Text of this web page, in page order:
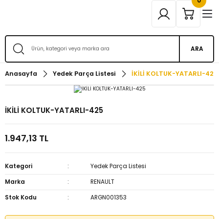
ARA
Anasayfa Yedek Parça Listesi İKİLİ KOLTUK-YATARLI-425
İKİLİ KOLTUK-YATARLI-425
1.947,13 TL
Kategori
Yedek Parça Listesi
Marka
RENAULT
Stok Kodu
ARGN001353